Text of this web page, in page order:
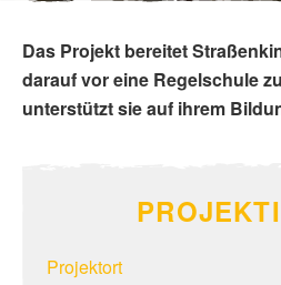
Das Projekt bereitet
darauf vor eine Regelschule
unterstützt sie auf ihrem
Projektort